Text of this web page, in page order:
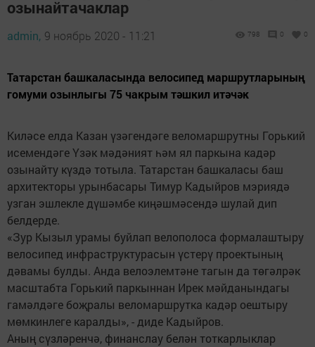
озынайтачаклар
admin, 9 ноябрь 2020 - 11:21 798 0 0
Татарстан башкаласында велосипед маршрутларының
гомуми озынлыгы 75 чакрым тәшкил итәчәк
Киләсе елда Казан үзәгендәге веломаршрутны Горький
исемендәге Үзәк мәдәният һәм ял паркына кадәр
озынайту күздә тотыла. Татарстан башкаласы баш
архитекторы урынбасары Тимур Кадыйров мэриядә
узган эшлекле дүшәмбе киңәшмәсендә шулай дип
белдерде.
«Зур Кызыл урамы буйлап велополоса формалаштыру
велосипед инфраструктурасын үстерү проектының
дәвамы булды. Анда велоэлемтәне тагын да төгәлрәк
масштабта Горький паркыннан Ирек мәйданындагы
гамәлдәге боҗралы веломаршрутка кадәр оештыру
мөмкинлеге каралды», - диде Кадыйров.
Аның сүзләренчә, финанслау белән тоткарлыклар